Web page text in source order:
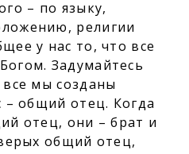
– по языку,
религии
у нас то, что все
Задумайтесь
мы созданы
– общий отец. Когда
отец, они – брат и
общий отец,